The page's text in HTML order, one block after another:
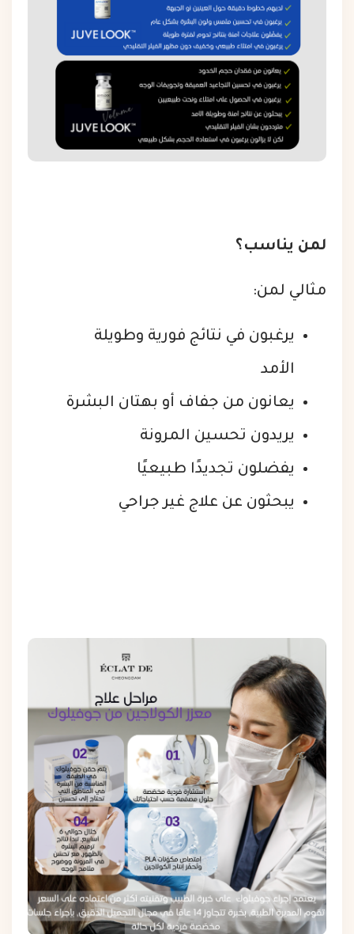
لمن يناسب؟
مثالي لمن:
يرغبون في نتائج فورية وطويلة
الأمد
يعانون من جفاف أو بهتان البشرة
يريدون تحسين المرونة
يفضلون تجديدًا طبيعيًا
يبحثون عن علاج غير جراحي